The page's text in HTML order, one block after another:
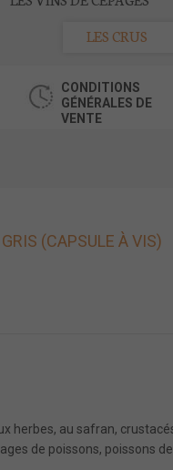
LES CRUS
CONDITIONS
GÉNÉRALES DE
VENTE
(CAPSULE À VIS)
herbes, au safran,
de poissons, poissons